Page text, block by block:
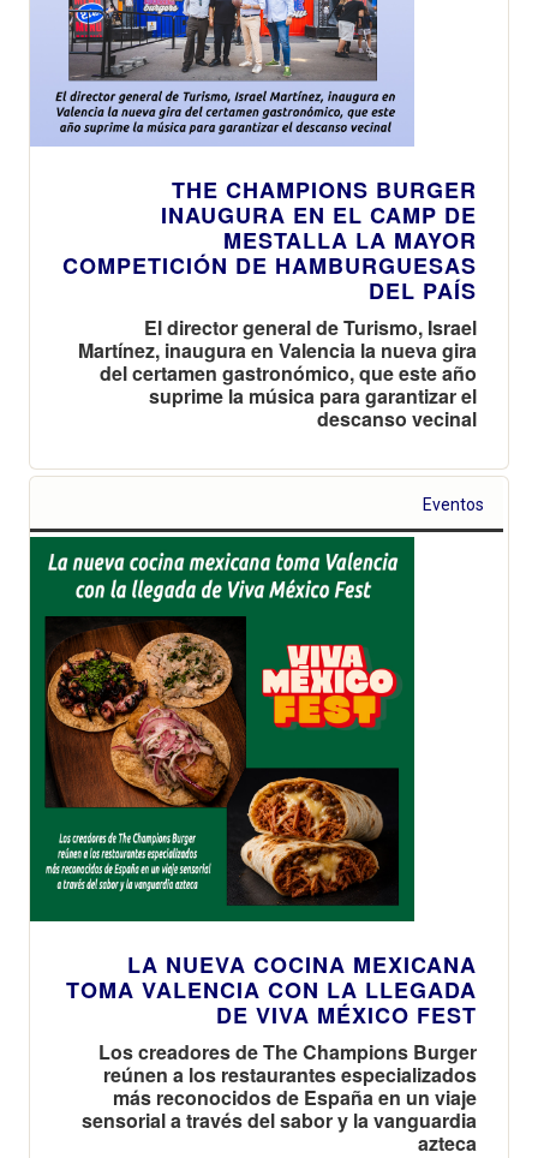
THE CHAMPIONS BURGER
INAUGURA EN EL CAMP DE
MESTALLA LA MAYOR
COMPETICIÓN DE HAMBURGUESAS
DEL PAÍS
El director general de Turismo, Israel
Martínez, inaugura en Valencia la nueva gira
del certamen gastronómico, que este año
suprime la música para garantizar el
descanso vecinal
Eventos
LA NUEVA COCINA MEXICANA
TOMA VALENCIA CON LA LLEGADA
DE VIVA MÉXICO FEST
Los creadores de The Champions Burger
reúnen a los restaurantes especializados
más reconocidos de España en un viaje
sensorial a través del sabor y la vanguardia
azteca